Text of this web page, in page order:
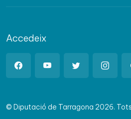
Accedeix
© Diputació de Tarragona 2026.